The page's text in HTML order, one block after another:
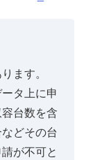
ます。
タ上に申
台数を含
どその台
が不可と